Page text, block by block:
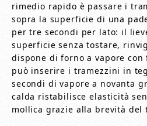
rimedio rapido è passare i
sopra la superficie di una
per tre secondi per lato: il
superficie senza tostare,
dispone di forno a vapore
può inserire i tramezzini in
secondi di vapore a novanta
calda ristabilisce elasticità
mollica grazie alla brevità del